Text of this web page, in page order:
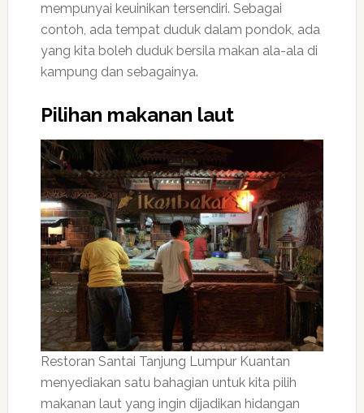
mempunyai keuinikan tersendiri. Sebagai
contoh, ada tempat duduk dalam pondok, ada
yang kita boleh duduk bersila makan ala-ala di
kampung dan sebagainya.
Pilihan makanan laut
Restoran Santai Tanjung Lumpur Kuantan
menyediakan satu bahagian untuk kita pilih
makanan laut yang ingin dijadikan hidangan